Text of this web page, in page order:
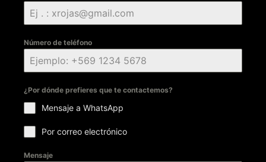
Número de teléfono
¿Por dónde prefieres que te contactemos?
Mensaje a WhatsApp
Por correo electrónico
Mensaje